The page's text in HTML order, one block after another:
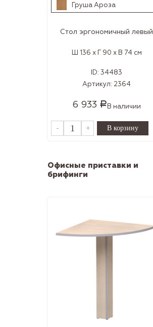
Груша Ароза
Стол эргономичный левый
Ш 136 x Г 90 x В 74 см
ID: 34483
Артикул: 2364
6 933 Р В наличии
- +
Офисные приставки и
брифинги